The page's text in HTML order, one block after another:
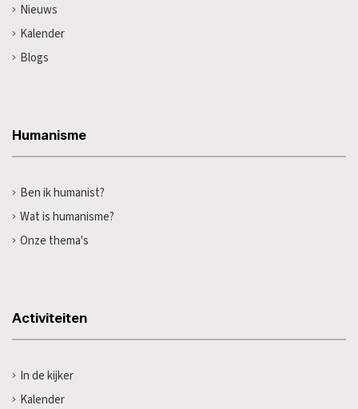
Nieuws
Kalender
Blogs
Humanisme
Ben ik humanist?
Wat is humanisme?
Onze thema's
Activiteiten
In de kijker
Kalender